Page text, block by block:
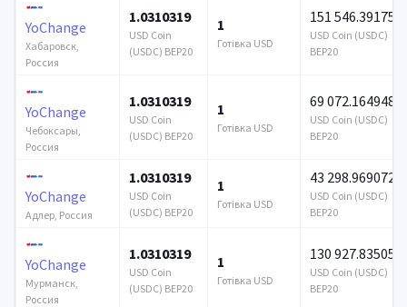
YoChange
Хабаровск,
Россия
1.0310319
USD Coin
(USDC) BEP20
1
Готівка USD
151 546.391753
USD Coin (USDC)
BEP20
YoChange
Чебоксары,
Россия
1.0310319
USD Coin
(USDC) BEP20
1
Готівка USD
69 072.164948
USD Coin (USDC)
BEP20
YoChange
Адлер, Россия
1.0310319
USD Coin
(USDC) BEP20
1
Готівка USD
43 298.969072
USD Coin (USDC)
BEP20
YoChange
Мурманск,
Россия
1.0310319
USD Coin
(USDC) BEP20
1
Готівка USD
130 927.835052
USD Coin (USDC)
BEP20